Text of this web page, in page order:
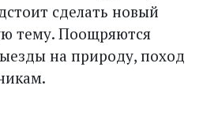
сделать новый
тему. Поощряются
на природу, поход